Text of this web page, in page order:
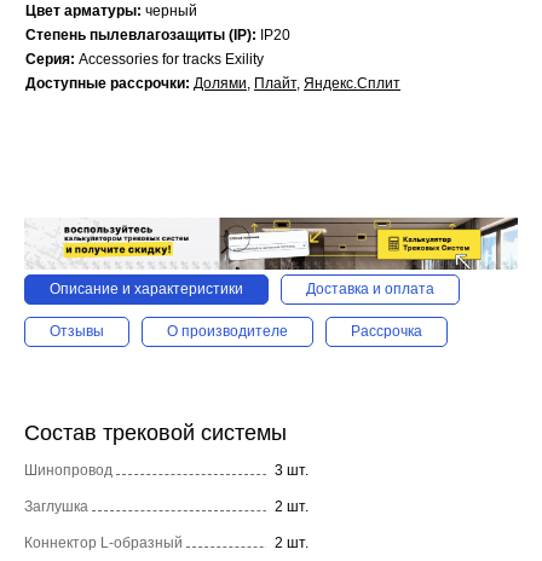
Цвет арматуры: черный
Степень пылевлагозащиты (IP):
IP20
Серия: Accessories for tracks Exility
Доступные рассрочки: Долями, Плайт, Яндекс.Сплит
Описание и характеристики Доставка и оплата
Отзывы О производителе Рассрочка
Состав трековой системы
Шинопровод 3 шт.
Заглушка 2 шт.
Коннектор L-образный 2 шт.